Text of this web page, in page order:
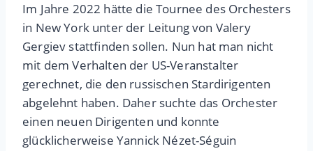
Im Jahre 2022 hätte die Tournee des Orchesters
in New York unter der Leitung von Valery
Gergiev stattfinden sollen. Nun hat man nicht
mit dem Verhalten der US-Veranstalter
gerechnet, die den russischen Stardirigenten
abgelehnt haben. Daher suchte das Orchester
einen neuen Dirigenten und konnte
glücklicherweise Yannick Nézet-Séguin